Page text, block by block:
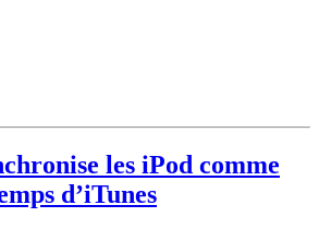
les iPod comme
d’iTunes